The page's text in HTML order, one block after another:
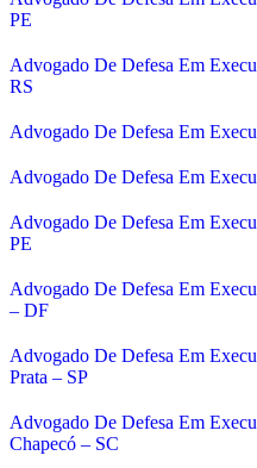
PE
Advogado De Defesa Em
RS
Advogado De Defesa Em
Advogado De Defesa Em
Advogado De Defesa Em
PE
Advogado De Defesa Em
– DF
Advogado De Defesa Em
Prata – SP
Advogado De Defesa Em
Chapecó – SC